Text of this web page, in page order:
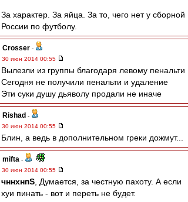
За характер. За яйца. За то, чего нет у сборной
России по футболу.
Crosser -
30 июн 2014 00:55
Вылезли из группы благодаря левому пенальти
Сегодня не получили пенальти и удаление
Эти суки душу дьяволу продали не иначе
Rishad -
30 июн 2014 00:55
Блин, а ведь в дополнительном греки дожмут...
mifta -
30 июн 2014 00:55
чннхнпS , Думается, за честную пахоту. А если
хуи пинать - вот и переть не будет.